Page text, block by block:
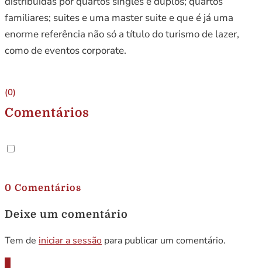
familiares; suites e uma master suite e que é já uma
enorme referência não só a título do turismo de lazer,
como de eventos corporate.
(0)
Comentários
0 Comentários
Deixe um comentário
Tem de iniciar a sessão para publicar um comentário.